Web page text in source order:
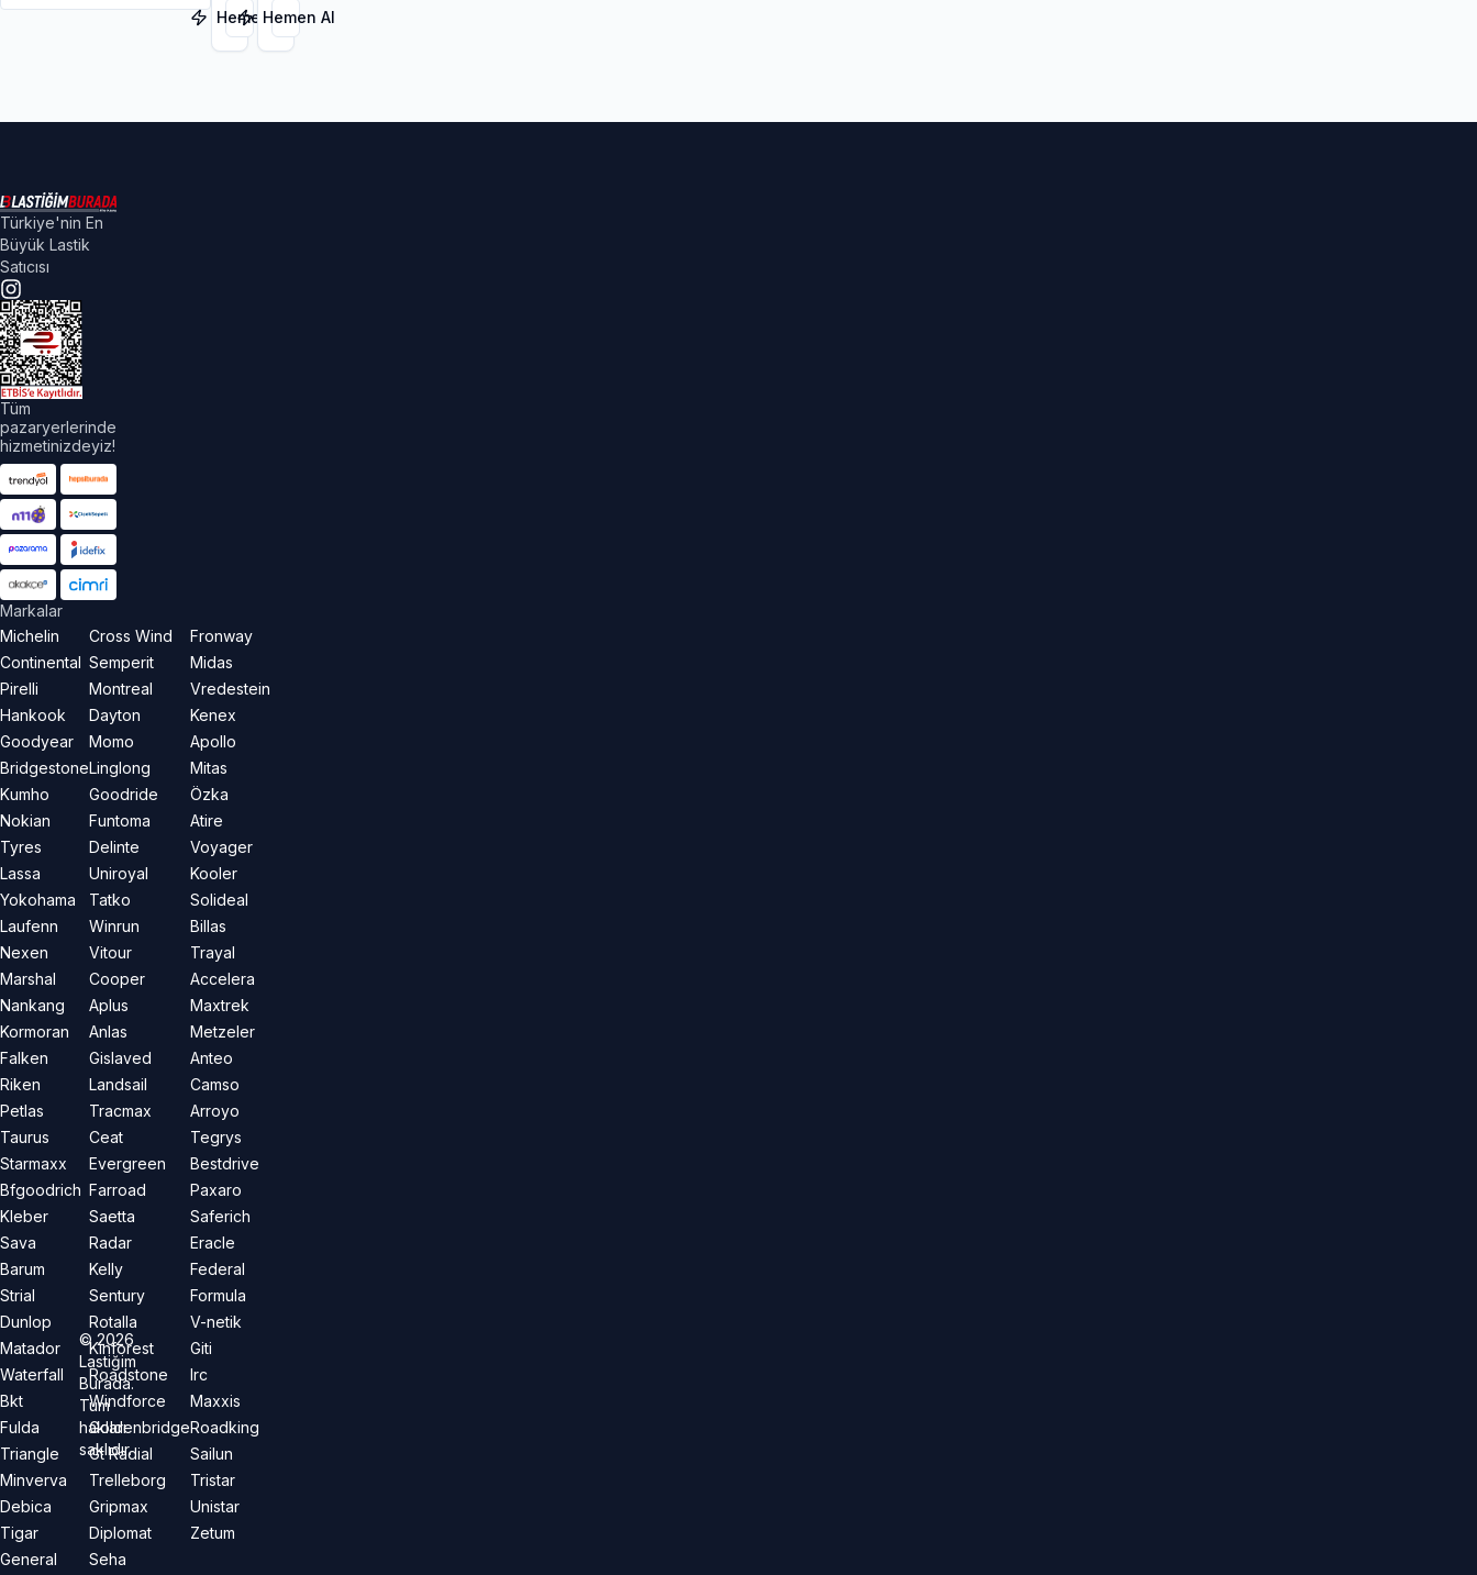
3PMSF
Hemen Al3PMSF
Hemen Al
Türkiye'nin En
Büyük Lastik
Satıcısı
Tüm
pazaryerlerinde
hizmetinizdeyiz!
Markalar
Michelin
Continental
Pirelli
Hankook
Goodyear
Bridgestone
Kumho
Nokian
Tyres
Lassa
Yokohama
Laufenn
Nexen
Marshal
Nankang
Kormoran
Falken
Riken
Petlas
Taurus
Starmaxx
Bfgoodrich
Kleber
Sava
Barum
Strial
Dunlop
Matador
Waterfall
Bkt
Fulda
Triangle
Minverva
Debica
Tigar
General
Cross Wind
Semperit
Montreal
Dayton
Momo
Linglong
Goodride
Funtoma
Delinte
Uniroyal
Tatko
Winrun
Vitour
Cooper
Aplus
Anlas
Gislaved
Landsail
Tracmax
Ceat
Evergreen
Farroad
Saetta
Radar
Kelly
Sentury
Rotalla
Kinforest
Roadstone
Windforce
Goldenbridge
Gt Radial
Trelleborg
Gripmax
Diplomat
Seha
Fronway
Midas
Vredestein
Kenex
Apollo
Mitas
Özka
Atire
Voyager
Kooler
Solideal
Billas
Trayal
Accelera
Maxtrek
Metzeler
Anteo
Camso
Arroyo
Tegrys
Bestdrive
Paxaro
Saferich
Eracle
Federal
Formula
V-netik
Giti
Irc
Maxxis
Roadking
Sailun
Tristar
Unistar
Zetum
©2026
Lastiğim
Burada.
Tüm
hakları
saklıdır.